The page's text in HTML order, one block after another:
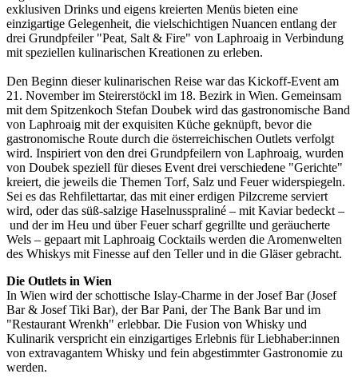
exklusiven Drinks und eigens kreierten Menüs bieten eine
einzigartige Gelegenheit, die vielschichtigen Nuancen entlang der
drei Grundpfeiler "Peat, Salt & Fire" von Laphroaig in Verbindung
mit speziellen kulinarischen Kreationen zu erleben.
Den Beginn dieser kulinarischen Reise war das Kickoff-Event am
21. November im Steirerstöckl im 18. Bezirk in Wien. Gemeinsam
mit dem Spitzenkoch Stefan Doubek wird das gastronomische Band
von Laphroaig mit der exquisiten Küche geknüpft, bevor die
gastronomische Route durch die österreichischen Outlets verfolgt
wird. Inspiriert von den drei Grundpfeilern von Laphroaig, wurden
von Doubek speziell für dieses Event drei verschiedene "Gerichte"
kreiert, die jeweils die Themen Torf, Salz und Feuer widerspiegeln.
Sei es das Rehfilettartar, das mit einer erdigen Pilzcreme serviert
wird, oder das süß-salzige Haselnusspraliné – mit Kaviar bedeckt –
und der im Heu und über Feuer scharf gegrillte und geräucherte
Wels – gepaart mit Laphroaig Cocktails werden die Aromenwelten
des Whiskys mit Finesse auf den Teller und in die Gläser gebracht.
Die Outlets in Wien
In Wien wird der schottische Islay-Charme in der Josef Bar (Josef
Bar & Josef Tiki Bar), der Bar Pani, der The Bank Bar und im
"Restaurant Wrenkh" erlebbar. Die Fusion von Whisky und
Kulinarik verspricht ein einzigartiges Erlebnis für Liebhaber:innen
von extravagantem Whisky und fein abgestimmter Gastronomie zu
werden.